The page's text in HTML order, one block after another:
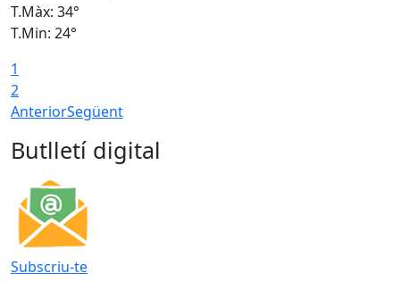
T.Màx: 34°
T.Min: 24°
1
2
AnteriorSegüent
Butlletí digital
Subscriu-te